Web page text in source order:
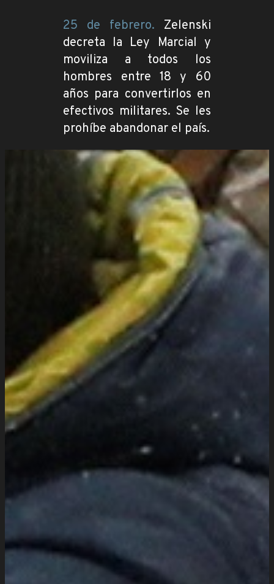
25 de febrero. Zelenski
decreta la Ley Marcial y
moviliza a todos los
hombres entre 18 y 60
años para convertirlos en
efectivos militares. Se les
prohíbe abandonar el país.